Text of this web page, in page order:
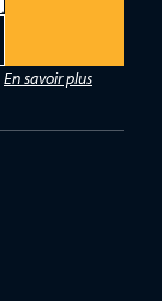
En savoir plus